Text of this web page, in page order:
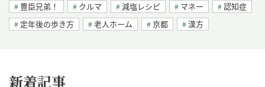
豊臣兄弟！ クルマ 減塩レシピ マネー
認知症
定年後の歩き方
老人ホーム 京都 漢方
新着記事